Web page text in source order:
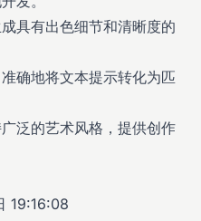
具有出色细节和清晰度的
确地将文本提示转化为匹
泛的艺术风格，提供创作
19:16:08